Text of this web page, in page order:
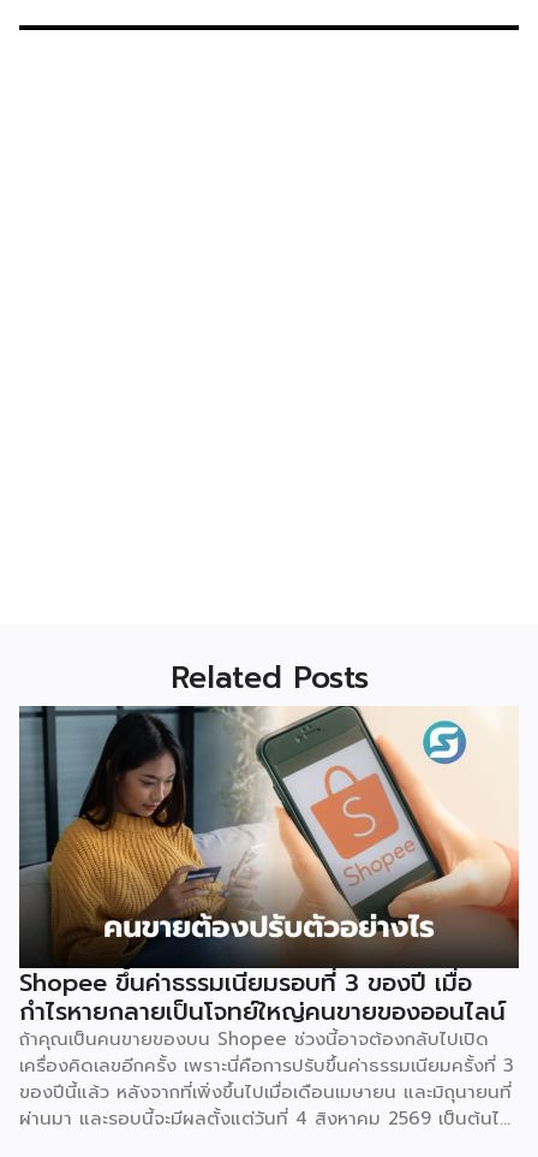
Related Posts
Shopee ขึ้นค่าธรรมเนียมรอบที่ 3 ของปี เมื่อ
กำไรหายกลายเป็นโจทย์ใหญ่คนขายของออนไลน์
ถ้าคุณเป็นคนขายของบน Shopee ช่วงนี้อาจต้องกลับไปเปิด
เครื่องคิดเลขอีกครั้ง เพราะนี่คือการปรับขึ้นค่าธรรมเนียมครั้งที่ 3
ของปีนี้แล้ว หลังจากที่เพิ่งขึ้นไปเมื่อเดือนเมษายน และมิถุนายนที่
ผ่านมา และรอบนี้จะมีผลตั้งแต่วันที่ 4 สิงหาคม 2569 เป็นต้นไป